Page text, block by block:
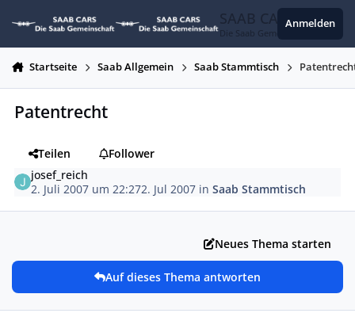
SAAB CARS
Die Saab Gemeinschaft
Anmelden
Startseite Saab Allgemein Saab Stammtisch
Patentrecht
Teilen
Follower
josef_reich
2. Juli 2007 um 22:272. Jul 2007 inSaab Stammtisch
Neues Thema starten
Auf dieses Thema antworten